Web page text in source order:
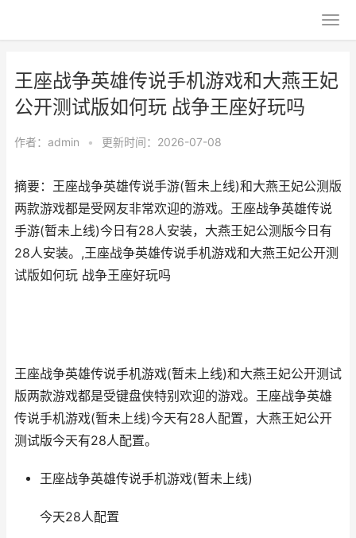
王座战争英雄传说手机游戏和大燕王妃
公开测试版如何玩 战争王座好玩吗
作者： admin • 更新时间：2026-07-08
摘要：王座战争英雄传说手游(暂未上线)和大燕王妃公测版
两款游戏都是受网友非常欢迎的游戏。王座战争英雄传说
手游(暂未上线)今日有28人安装，大燕王妃公测版今日有
28人安装。,王座战争英雄传说手机游戏和大燕王妃公开测
试版如何玩 战争王座好玩吗
王座战争英雄传说手机游戏(暂未上线)和大燕王妃公开测试
版两款游戏都是受键盘侠特别欢迎的游戏。王座战争英雄
传说手机游戏(暂未上线)今天有28人配置，大燕王妃公开
测试版今天有28人配置。
王座战争英雄传说手机游戏(暂未上线)
今天28人配置